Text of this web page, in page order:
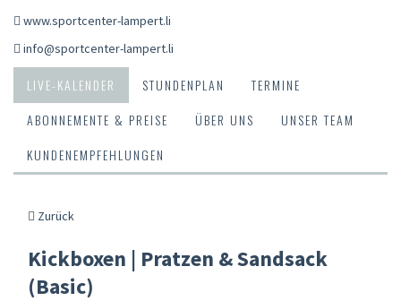
www.sportcenter-lampert.li
info@sportcenter-lampert.li
LIVE-KALENDER STUNDENPLAN
TERMINE
ABONNEMENTE & PREISE
ÜBER UNS
UNSER TEAM
KUNDENEMPFEHLUNGEN
Zurück
Kickboxen | Pratzen & Sandsack
(Basic)